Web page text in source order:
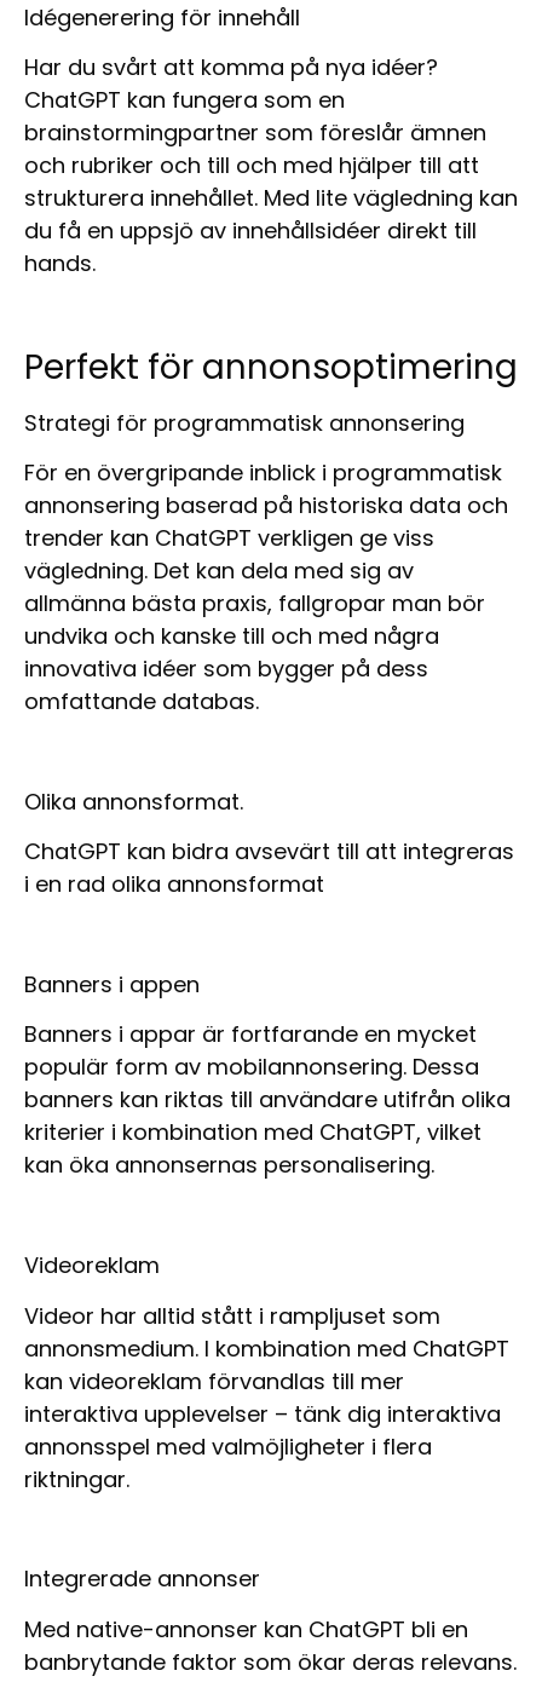
Idégenerering för innehåll
Har du svårt att komma på nya idéer?
ChatGPT kan fungera som en
brainstormingpartner som föreslår ämnen
och rubriker och till och med hjälper till att
strukturera innehållet. Med lite vägledning kan
du få en uppsjö av innehållsidéer direkt till
hands.
Perfekt för annonsoptimering
Strategi för programmatisk annonsering
För en övergripande inblick i programmatisk
annonsering baserad på historiska data och
trender kan ChatGPT verkligen ge viss
vägledning. Det kan dela med sig av
allmänna bästa praxis, fallgropar man bör
undvika och kanske till och med några
innovativa idéer som bygger på dess
omfattande databas.
Olika annonsformat.
ChatGPT kan bidra avsevärt till att integreras
i en rad olika annonsformat
Banners i appen
Banners i appar är fortfarande en mycket
populär form av mobilannonsering. Dessa
banners kan riktas till användare utifrån olika
kriterier i kombination med ChatGPT, vilket
kan öka annonsernas personalisering.
Videoreklam
Videor har alltid stått i rampljuset som
annonsmedium. I kombination med ChatGPT
kan videoreklam förvandlas till mer
interaktiva upplevelser – tänk dig interaktiva
annonsspel med valmöjligheter i flera
riktningar.
Integrerade annonser
Med native-annonser kan ChatGPT bli en
banbrytande faktor som ökar deras relevans.